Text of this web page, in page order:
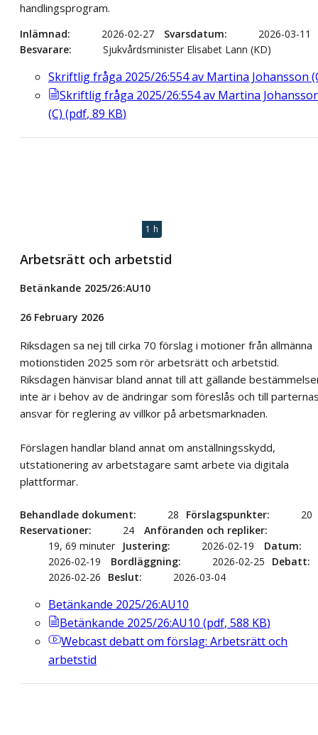
handlingsprogram.
Inlämnad 2026-02-27 Svarsdatum
2026-03-11
Besvarare
Sjukvårdsminister Elisabet Lann (KD)
Skriftlig fråga 2025/26:554 av Martina Johansson
Skriftlig fråga 2025/26:554 av Martina
(C) (pdf, 89 KB)
1 h
Arbetsrätt och arbetstid
Betänkande 2025/26:AU10
26 February 2026
Riksdagen sa nej till cirka 70 förslag i motioner från allmänna
motionstiden 2025 som rör arbetsrätt och arbetstid.
Riksdagen hänvisar bland annat till att gällande
inte är i behov av de ändringar som föreslås och till
ansvar för reglering av villkor på arbetsmarknaden.
Förslagen handlar bland annat om anställningsskydd,
utstationering av arbetstagare samt arbete via digitala
plattformar.
Behandlade dokument 28 Förslagspunkter
20
Reservationer
24
Anföranden och repliker
19, 69 minuter
Justering 2026-02-19
Datum
2026-02-19
Bordläggning 2026-02-25
Debatt
2026-02-26
Beslut 2026-03-04
Betänkande 2025/26:AU10
Betänkande 2025/26:AU10 (pdf, 588 KB)
Webcastdebatt om förslag: Arbetsrätt och
arbetstid